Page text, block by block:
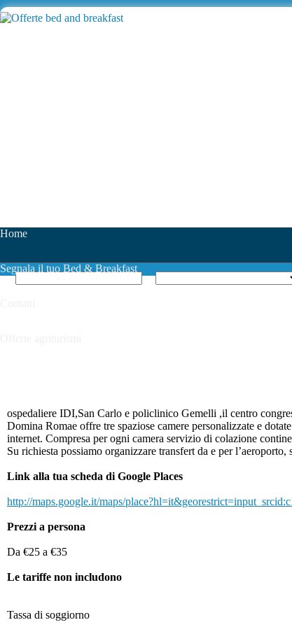
Home
Segnala il tuo Bed & Breakfast
ospedaliere IDI,San Carlo e policlinico Gemelli ,il centro
Domina Romae offre tre spaziose camere personalizzate e
internet. Compresa per ogni camera servizio di colazione
Su richiesta possiamo organizzare transfert da e per
Link alla tua scheda di Google Places
http://maps.google.it/maps/
Prezzi a persona
Da €25 a €35
Le tariffe non includono
Tassa di soggiorno